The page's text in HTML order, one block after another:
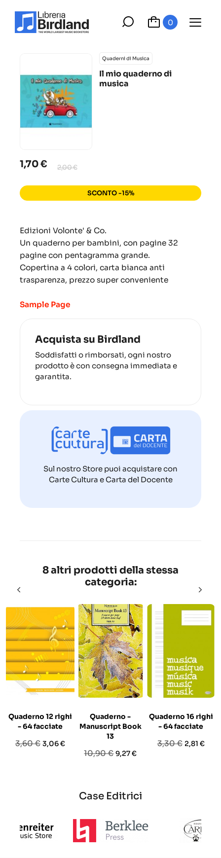
0
Quaderni di Musica
Il mio quaderno di
musica
1,70 € 2,00 €
SCONTO -15%
Edizioni Volonte' & Co.
Un quaderno per bambini, con pagine 32
pagine con pentagramma grande.
Copertina a 4 colori, carta bianca anti
trasparenza, prezzo super conveniente
Sample Page
Acquista su Birdland
Soddisfatti o rimborsati, ogni nostro
prodotto è con consegna immediata e
garantita.
Sul nostro Store puoi acquistare con
Carte Cultura e Carta del Docente
8 altri prodotti della stessa
categoria:
Quaderno 12 righi
- 64 facciate
Prezzo
3,60 € Prezzo
3,06 €
Quaderno -
Manuscript Book
13
Prezzo
10,90 €Prezzo
9,27 €
Quaderno 16 righi
- 64 facciate
Prezzo
3,30 € Prezzo
2,81 €
Case Editrici